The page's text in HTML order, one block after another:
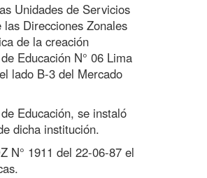
Unidades de Servicios
Direcciones Zonales
de la creación
Educación N° 06 Lima
lado B-3 del Mercado
Educación, se instaló
dicha institución.
N° 1911 del 22-06-87 el